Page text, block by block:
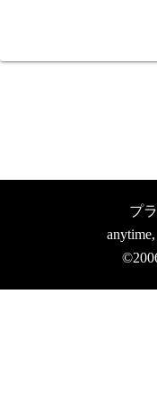
プ